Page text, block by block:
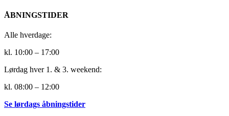
ÅBNINGSTIDER
Alle hverdage:
kl. 10:00 – 17:00
Lørdag hver 1. & 3. weekend:
kl. 08:00 – 12:00
Se lørdags åbningstider